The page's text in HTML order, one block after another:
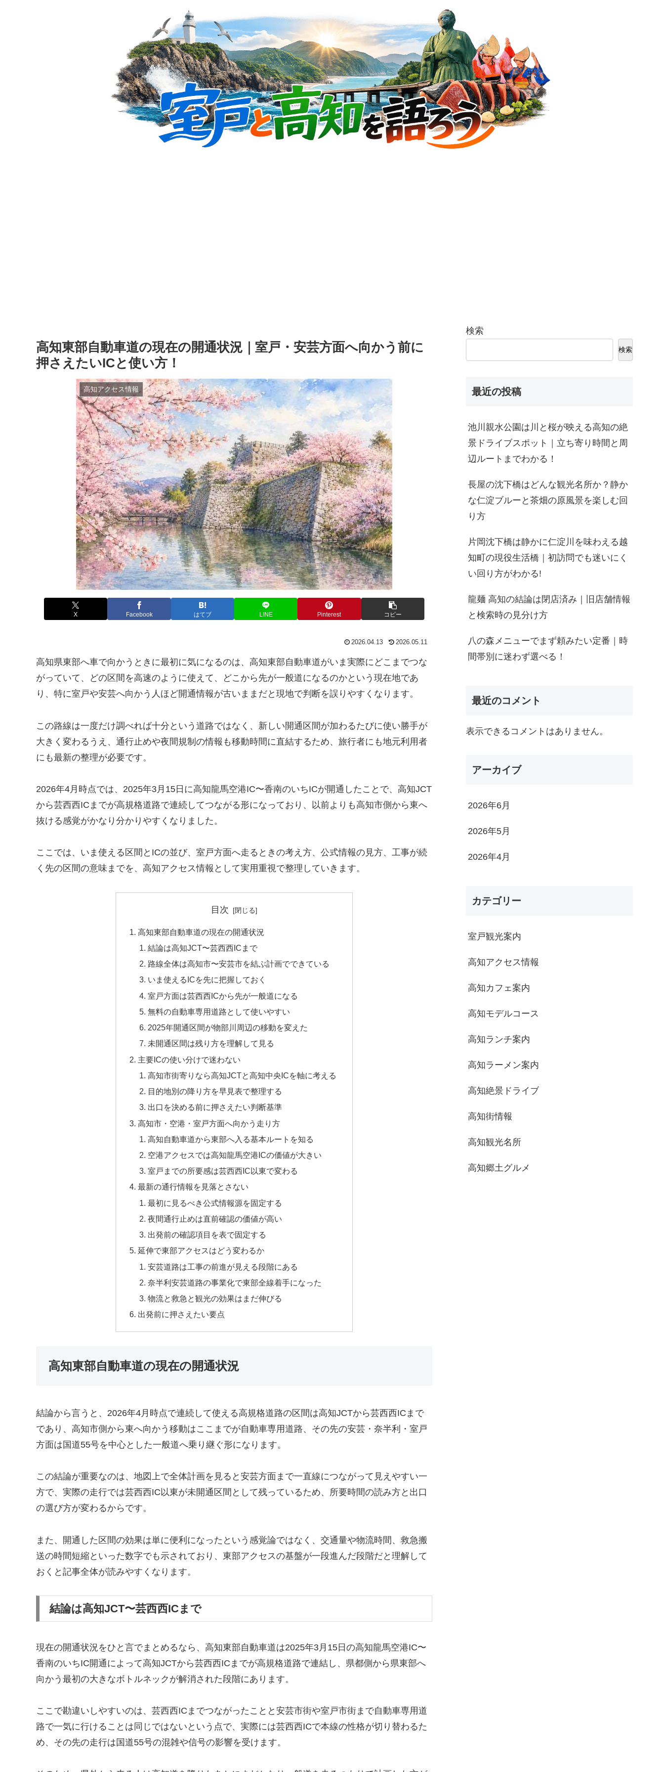
高知東部自動車道の現在の開通状況｜室戸・安芸方面へ向かう前に
押さえたいICと使い方！
高知アクセス情報
X Facebook はてブ LINE Pinterest コピー
2026.04.13 2026.05.11
高知県東部へ車で向かうときに最初に気になるのは、高知東部自動車道がいま実際にどこまでつな
がっていて、どの区間を高速のように使えて、どこから先が一般道になるのかという現在地であ
り、特に室戸や安芸へ向かう人ほど開通情報が古いままだと現地で判断を誤りやすくなります。
この路線は一度だけ調べれば十分という道路ではなく、新しい開通区間が加わるたびに使い勝手が
大きく変わるうえ、通行止めや夜間規制の情報も移動時間に直結するため、旅行者にも地元利用者
にも最新の整理が必要です。
2026年4月時点では、2025年3月15日に高知龍馬空港IC〜香南のいちICが開通したことで、高知JCT
から芸西西ICまでが高規格道路で連続してつながる形になっており、以前よりも高知市側から東へ
抜ける感覚がかなり分かりやすくなりました。
ここでは、いま使える区間とICの並び、室戸方面へ走るときの考え方、公式情報の見方、工事が続
く先の区間の意味までを、高知アクセス情報として実用重視で整理していきます。
目次
高知東部自動車道の現在の開通状況
結論は高知JCT〜芸西西ICまで
路線全体は高知市〜安芸市を結ぶ計画でできている
いま使えるICを先に把握しておく
室戸方面は芸西西ICから先が一般道になる
無料の自動車専用道路として使いやすい
2025年開通区間が物部川周辺の移動を変えた
未開通区間は残り方を理解して見る
主要ICの使い分けで迷わない
高知市街寄りなら高知JCTと高知中央ICを軸に考える
目的地別の降り方を早見表で整理する
出口を決める前に押さえたい判断基準
高知市・空港・室戸方面へ向かう走り方
高知自動車道から東部へ入る基本ルートを知る
空港アクセスでは高知龍馬空港ICの価値が大きい
室戸までの所要感は芸西西IC以東で変わる
最新の通行情報を見落とさない
最初に見るべき公式情報源を固定する
夜間通行止めは直前確認の価値が高い
出発前の確認項目を表で固定する
延伸で東部アクセスはどう変わるか
安芸道路は工事の前進が見える段階にある
奈半利安芸道路の事業化で東部全線着手になった
物流と救急と観光の効果はまだ伸びる
出発前に押さえたい要点
高知東部自動車道の現在の開通状況
結論から言うと、2026年4月時点で連続して使える高規格道路の区間は高知JCTから芸西西ICまで
であり、高知市側から東へ向かう移動はここまでが自動車専用道路、その先の安芸・奈半利・室戸
方面は国道55号を中心とした一般道へ乗り継ぐ形になります。
この結論が重要なのは、地図上で全体計画を見ると安芸方面まで一直線につながって見えやすい一
方で、実際の走行では芸西西IC以東が未開通区間として残っているため、所要時間の読み方と出口
の選び方が変わるからです。
また、開通した区間の効果は単に便利になったという感覚論ではなく、交通量や物流時間、救急搬
送の時間短縮といった数字でも示されており、東部アクセスの基盤が一段進んだ段階だと理解して
おくと記事全体が読みやすくなります。
結論は高知JCT〜芸西西ICまで
現在の開通状況をひと言でまとめるなら、高知東部自動車道は2025年3月15日の高知龍馬空港IC〜
香南のいちIC開通によって高知JCTから芸西西ICまでが高規格道路で連結し、県都側から県東部へ
向かう最初の大きなボトルネックが解消された段階にあります。
ここで勘違いしやすいのは、芸西西ICまでつながったことと安芸市街や室戸市街まで自動車専用道
路で一気に行けることは同じではないという点で、実際には芸西西ICで本線の性格が切り替わるた
め、その先の走行は国道55号の混雑や信号の影響を受けます。
検索
検索
最近の投稿
池川親水公園は川と桜が映える高知の絶
景ドライブスポット｜立ち寄り時間と周
辺ルートまでわかる！
長屋の沈下橋はどんな観光名所か？静か
な仁淀ブルーと茶畑の原風景を楽しむ回
り方
片岡沈下橋は静かに仁淀川を味わえる越
知町の現役生活橋｜初訪問でも迷いにく
い回り方がわかる!
龍麺 高知の結論は閉店済み｜旧店舗情報
と検索時の見分け方
八の森メニューでまず頼みたい定番｜時
間帯別に迷わず選べる！
最近のコメント
表示できるコメントはありません。
アーカイブ
2026年6月
2026年5月
2026年4月
カテゴリー
室戸観光案内
高知アクセス情報
高知カフェ案内
高知モデルコース
高知ランチ案内
高知ラーメン案内
高知絶景ドライブ
高知街情報
高知観光名所
高知郷土グルメ